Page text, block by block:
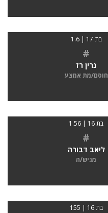
בת 17 | 1.6
#
נרין רז
חוסם/מת אמצע
בת 16 | 1.56
#
ליאב דבורה
מגיש/ה
בת 16 | 155